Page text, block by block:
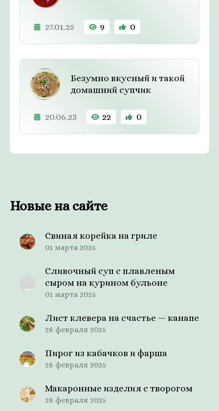
27.01.25 9 0
Безумно вкусный и такой
домашний супчик
20.06.23 22 0
Новые на сайте
Свиная корейка на гриле
01 марта 2025
Сливочный суп с плавленым
сыром на курином бульоне
01 марта 2025
Лист клевера на счастье — канапе
28 февраля 2025
Пирог из кабачков и фарша
28 февраля 2025
Макаронные изделия с творогом
28 февраля 2025